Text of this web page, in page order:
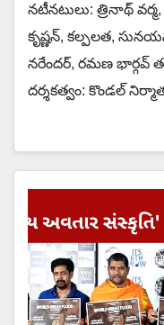
నటీనటులు: త్రినాథ్
కృష్ణన్, కల్పలత,
నరేందర్, రమణ భార్గవ్
దర్శకత్వం: కొండల్